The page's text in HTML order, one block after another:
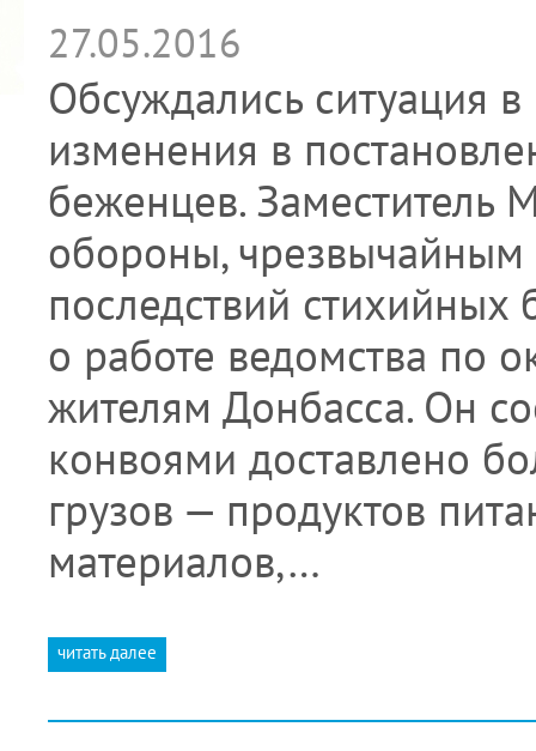
27.05.2016
Обсуждались ситуация
изменения в
беженцев. Заместитель
обороны,
последствий
о работе ведомства по
жителям Донбасса. Он
конвоями доставлено
грузов — продуктов
материалов,…
читать далее